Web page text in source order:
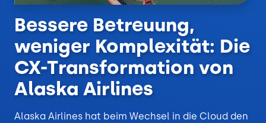
Bessere Betreuung,
weniger Komplexität: Die
CX-Transformation von
Alaska Airlines
Alaska Airlines hat beim Wechsel in die Cloud den